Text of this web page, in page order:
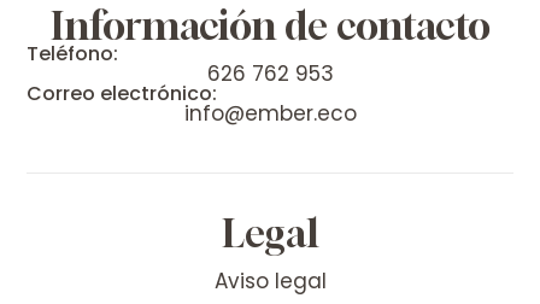
Información de contacto
Teléfono:
626 762 953
Correo electrónico:
info@ember.eco
Legal
Aviso legal